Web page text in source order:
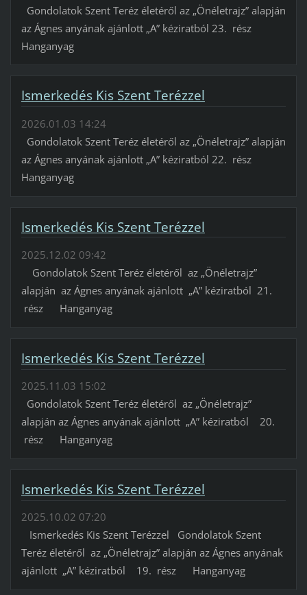
Gondolatok Szent Teréz életéről az „Önéletrajz” alapján
az Ágnes anyának ajánlott „A” kéziratból 23. rész
Hanganyag
Ismerkedés Kis Szent Terézzel
2026.01.03 14:24
Gondolatok Szent Teréz életéről az „Önéletrajz” alapján
az Ágnes anyának ajánlott „A” kéziratból 22. rész
Hanganyag
Ismerkedés Kis Szent Terézzel
2025.12.02 09:42
Gondolatok Szent Teréz életéről az „Önéletrajz”
alapján az Ágnes anyának ajánlott „A” kéziratból 21.
rész Hanganyag
Ismerkedés Kis Szent Terézzel
2025.11.03 15:02
Gondolatok Szent Teréz életéről az „Önéletrajz”
alapján az Ágnes anyának ajánlott „A” kéziratból 20.
rész Hanganyag
Ismerkedés Kis Szent Terézzel
2025.10.02 07:20
Ismerkedés Kis Szent Terézzel Gondolatok Szent
Teréz életéről az „Önéletrajz” alapján az Ágnes anyának
ajánlott „A” kéziratból 19. rész Hanganyag